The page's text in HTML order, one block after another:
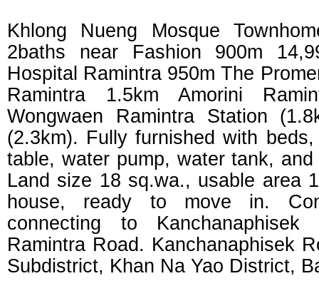
Khlong Nueng Mosque
2baths near Fashion 900m
Hospital Ramintra 950m The
Ramintra 1.5km Amorini
Wongwaen Ramintra Station
(2.3km). Fully furnished with
table, water pump, water tank,
Land size 18 sq.wa., usable area
house, ready to move in.
connecting to
Ramintra Road. Kanchanaphisek
Subdistrict, Khan Na Yao District,